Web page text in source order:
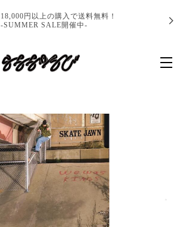
18,000円以上の購入で送料無料！
-SUMMER SALE開催中-